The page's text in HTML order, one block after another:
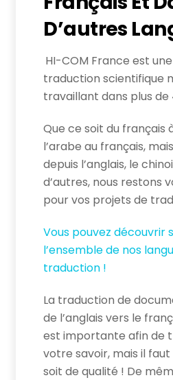
D’autres
HI-COM France est
traduction scientifique
travaillant dans plus de
Que ce soit du français
l’arabe au français,
depuis l’anglais, le
d’autres, nous restons
pour vos projets de
Vous pouvez découvrir
l’ensemble de nos
traduction !
La traduction de
de l’anglais vers le
est importante afin de
votre savoir, mais il
soit de qualité ! De